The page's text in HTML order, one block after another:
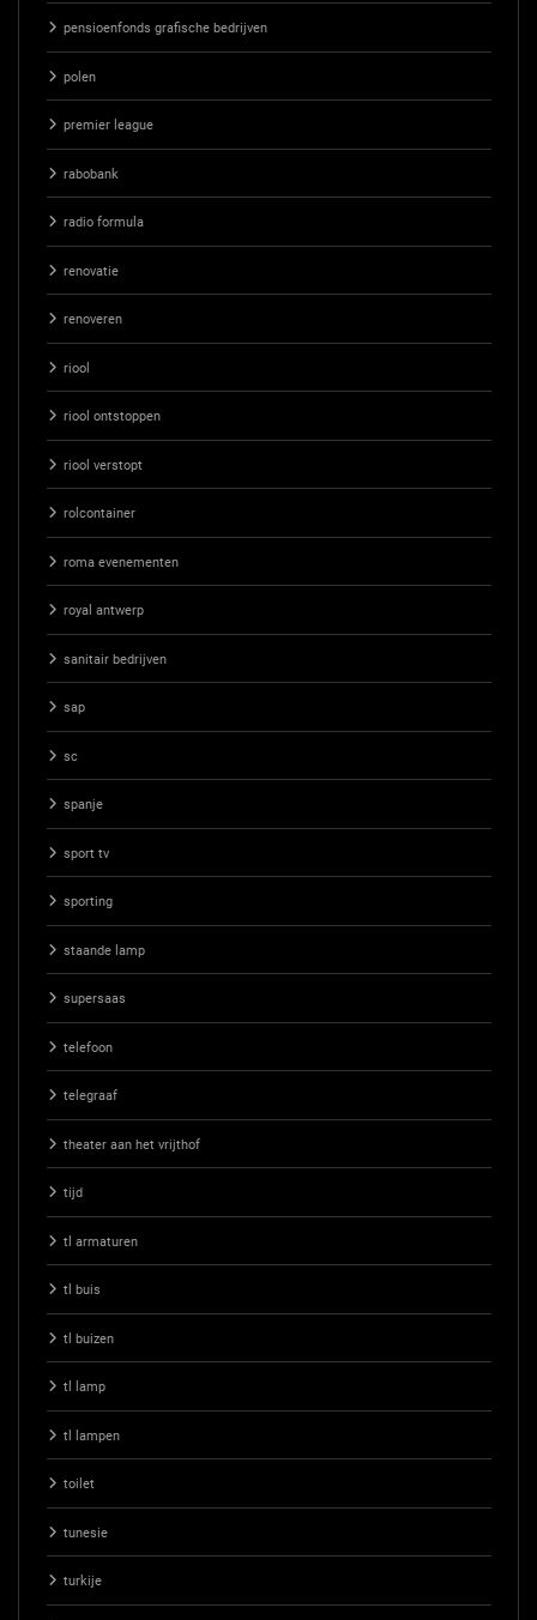
pensioenfonds grafische bedrijven
polen
premier league
rabobank
radio formula
renovatie
renoveren
riool
riool ontstoppen
riool verstopt
rolcontainer
roma evenementen
royal antwerp
sanitair bedrijven
sap
sc
spanje
sport tv
sporting
staande lamp
supersaas
telefoon
telegraaf
theater aan het vrijthof
tijd
tl armaturen
tl buis
tl buizen
tl lamp
tl lampen
toilet
tunesie
turkije